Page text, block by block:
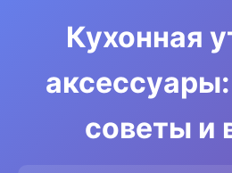
Кухонная
советы и